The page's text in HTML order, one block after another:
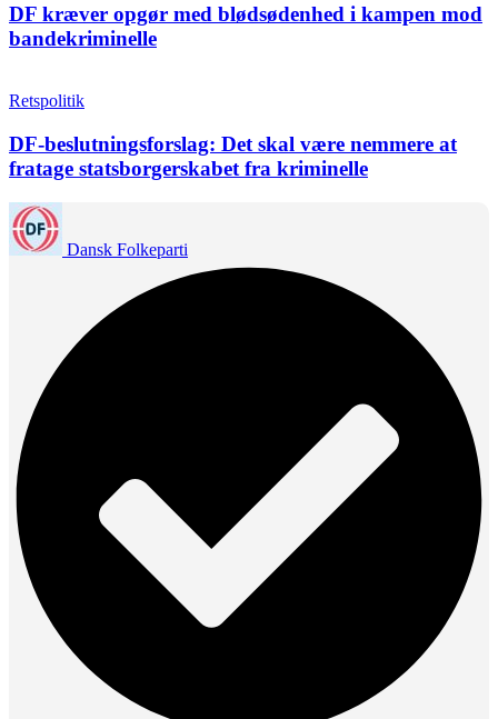
DF kræver opgør med blødsødenhed i kampen mod
bandekriminelle
Retspolitik
DF-beslutningsforslag: Det skal være nemmere at
fratage statsborgerskabet fra kriminelle
Dansk Folkeparti